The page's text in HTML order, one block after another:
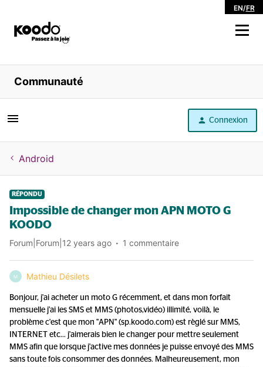
EN/FR
Magasiner
Libre service
Aide
Communauté
Connexion
Android
RÉPONDU
Impossible de changer mon APN MOTO G
KOODO
Forum|Forum|12 years ago 1 commentaire
M Mathieu Désilets
Bonjour, j'ai acheter un moto G récemment, et dans mon forfait
mensuelle j'ai les SMS et MMS (photos,vidéo) illimité, voilà, le
problème c'est que mon "APN" (sp.koodo.com) est règlé sur MMS,
INTERNET etc... j'aimerais bien le changer pour mettre seulement
MMS afin que lorsque j'active mes données je puisse envoyé des MMS
sans toute fois consommer des données. Malheureusement, mon